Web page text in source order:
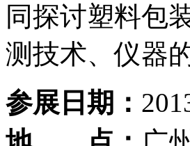
同探讨塑料包
测技术、仪器
参展日期：